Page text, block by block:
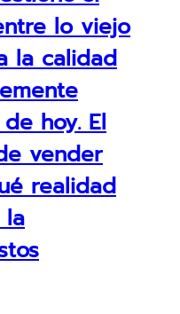
lo viejo
la calidad
hoy. El
vender
realidad
la